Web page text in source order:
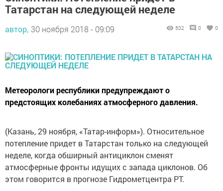
Татарстан на следующей неделе
автор, 30 ноября 2018 - 09:09 502 0 0
Метеорологи республики предупреждают о
предстоящих колебаниях атмосферного давления.
(Казань, 29 ноября, «Татар-информ»). Относительное
потепление придет в Татарстан только на следующей
неделе, когда обширный антициклон сменят
атмосферные фронты идущих с запада циклонов. Об
этом говорится в прогнозе Гидрометцентра РТ.